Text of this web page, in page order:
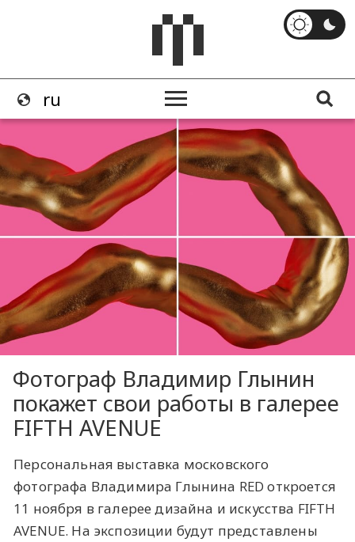
Фотограф Владимир Глынин
покажет свои работы в галерее
FIFTH AVENUE
Персональная выставка московского
фотографа Владимира Глынина RED откроется
11 ноября в галерее дизайна и искусства FIFTH
AVENUE. На экспозиции будут представлены